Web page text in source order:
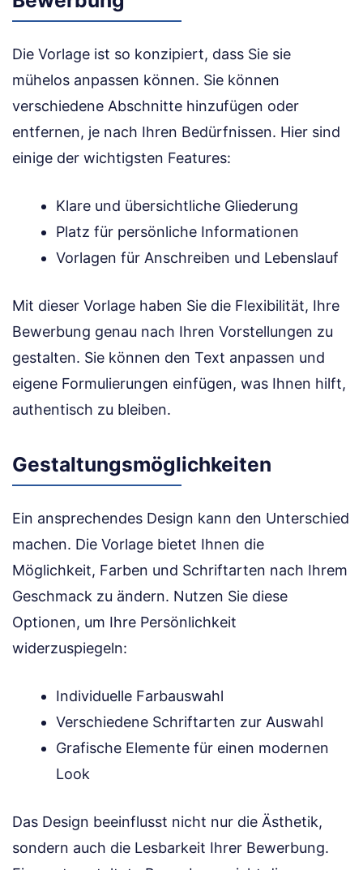
Die Vorlage ist so konzipiert, dass Sie sie
mühelos anpassen können. Sie können
verschiedene Abschnitte hinzufügen oder
entfernen, je nach Ihren Bedürfnissen. Hier sind
einige der wichtigsten Features:
Klare und übersichtliche Gliederung
Platz für persönliche Informationen
Vorlagen für Anschreiben und Lebenslauf
Mit dieser Vorlage haben Sie die Flexibilität, Ihre
Bewerbung genau nach Ihren Vorstellungen zu
gestalten. Sie können den Text anpassen und
eigene Formulierungen einfügen, was Ihnen hilft,
authentisch zu bleiben.
Gestaltungsmöglichkeiten
Ein ansprechendes Design kann den Unterschied
machen. Die Vorlage bietet Ihnen die
Möglichkeit, Farben und Schriftarten nach Ihrem
Geschmack zu ändern. Nutzen Sie diese
Optionen, um Ihre Persönlichkeit
widerzuspiegeln:
Individuelle Farbauswahl
Verschiedene Schriftarten zur Auswahl
Grafische Elemente für einen modernen
Look
Das Design beeinflusst nicht nur die Ästhetik,
sondern auch die Lesbarkeit Ihrer Bewerbung.